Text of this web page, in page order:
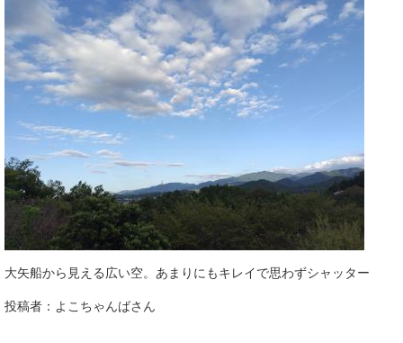
大矢船から見える広い空。あまりにもキレイで思わずシャッター
投稿者：よこちゃんばさん